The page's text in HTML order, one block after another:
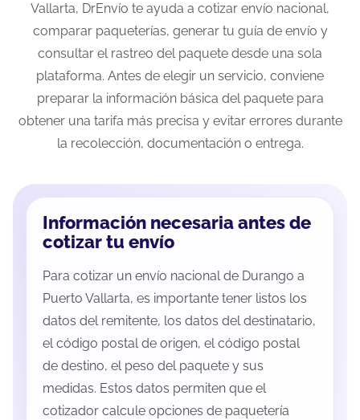
Vallarta, DrEnvío te ayuda a cotizar envío nacional,
comparar paqueterías, generar tu guía de envío y
consultar el rastreo del paquete desde una sola
plataforma. Antes de elegir un servicio, conviene
preparar la información básica del paquete para
obtener una tarifa más precisa y evitar errores durante
la recolección, documentación o entrega.
Información necesaria antes de
cotizar tu envío
Para cotizar un envío nacional de Durango a
Puerto Vallarta, es importante tener listos los
datos del remitente, los datos del destinatario,
el código postal de origen, el código postal
de destino, el peso del paquete y sus
medidas. Estos datos permiten que el
cotizador calcule opciones de paquetería